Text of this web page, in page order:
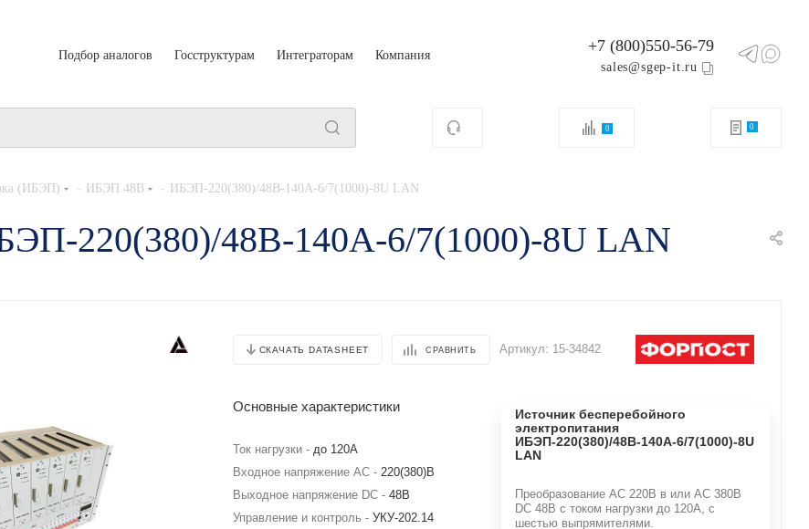
Подбор аналогов Госструктурам Интеграторам Компания +7 (800)550-56-79
sales@sgep-it.ru
0 0
(ИБЭП) - ИБЭП 48В - ИБЭП-220(380)/48B-140A-6/7(1000)-8U LAN
220(380)/48B-140A-6/7(1000)-8U LAN
СКАЧАТЬ DATASHEET СРАВНИТЬ Артикул: 15-34842
Основные характеристики
Ток нагрузки - до 120А
Входное напряжение AC - 220(380)В
Выходное напряжение DC - 48В
Управление и контроль - УКУ-202.14
Источник бесперебойного
электропитания
ИБЭП-220(380)/48B-140A-6/7(1000)-8U
LAN
Преобразование АС 220В в или AC 380В
DC 48В с током нагрузки до 120А, с
шестью выпрямителями.